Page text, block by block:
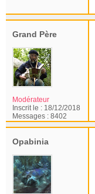
Grand Père
Modérateur
Inscrit le : 18/12/2018
Messages : 8402
Opabinia